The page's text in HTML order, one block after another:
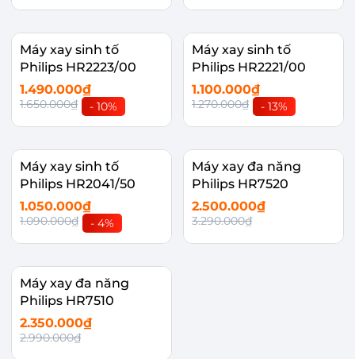
Máy xay sinh tố
Philips HR2223/00
1.490.000₫
1.650.000₫ - 10%
Máy xay sinh tố
Philips HR2221/00
1.100.000₫
1.270.000₫ - 13%
Máy xay sinh tố
Philips HR2041/50
1.050.000₫
1.090.000₫ - 4%
Máy xay đa năng
Philips HR7520
2.500.000₫
3.290.000₫
Máy xay đa năng
Philips HR7510
2.350.000₫
2.990.000₫